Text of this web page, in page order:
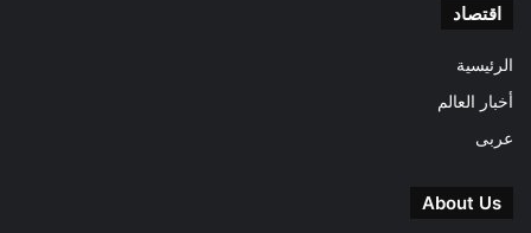
اقتصاد
الرئيسية
أخبار العالم
عربى
About Us